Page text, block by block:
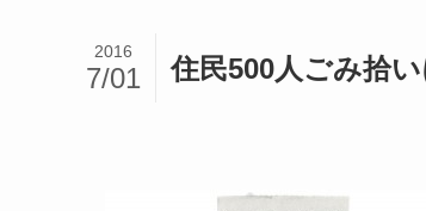
住民500人ごみ拾
2016
7/01